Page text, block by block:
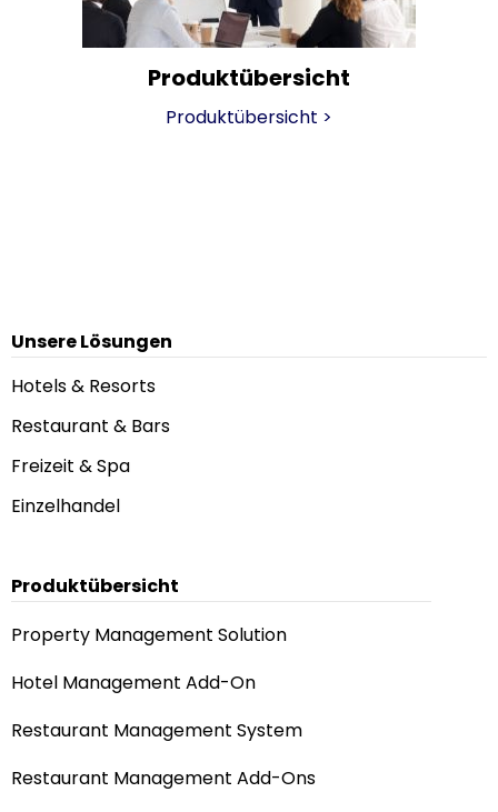
Produktübersicht
Produktübersicht >
Unsere Lösungen
Hotels & Resorts
Restaurant & Bars
Freizeit & Spa
Einzelhandel
Produktübersicht
Property Management Solution
Hotel Management Add-On
Restaurant Management System
Restaurant Management Add-Ons